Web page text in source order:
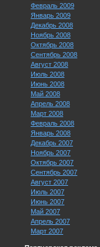
Февраль 2009
Январь 2009
Декабрь 2008
Ноябрь 2008
Октябрь 2008
Сентябрь 2008
Август 2008
Июль 2008
Июнь 2008
Май 2008
Апрель 2008
Март 2008
Февраль 2008
Январь 2008
Декабрь 2007
Ноябрь 2007
Октябрь 2007
Сентябрь 2007
Август 2007
Июль 2007
Июнь 2007
Май 2007
Апрель 2007
Март 2007